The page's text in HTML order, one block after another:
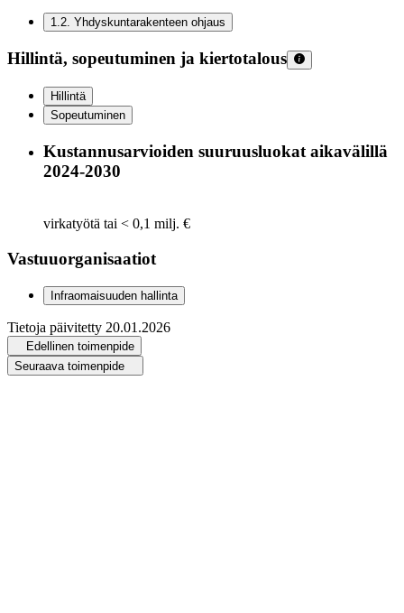
1.2. Yhdyskuntarakenteen ohjaus
Hillintä, sopeutuminen ja kiertotalous
Hillintä
Sopeutuminen
Kustannusarvioiden suuruusluokat aikavälillä
2024-2030
virkatyötä tai < 0,1 milj. €
Vastuuorganisaatiot
Infraomaisuuden hallinta
Tietoja päivitetty 20.01.2026
Edellinen toimenpide
Seuraava toimenpide